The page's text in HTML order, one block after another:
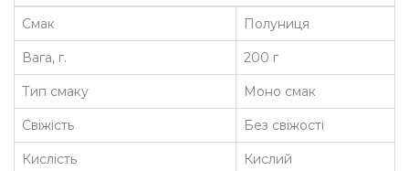
Смак Полуниця
Вага, г. 200 г
Тип смаку Моно смак
Свіжість Без свіжості
Кислість Кислий